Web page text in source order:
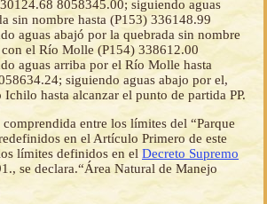
8058345.00; siguiendo aguas
sin nombre hasta (P153) 336148.99
aguas abajó por la quebrada sin nombre
el Río Molle (P154) 338612.00
aguas arriba por el Río Molle hasta
siguiendo aguas abajo por el,
hasta alcanzar el punto de partida PP.
comprendida entre los límites del “Parque
en el Artículo Primero de este
límites definidos en el Decreto Supremo
se declara.“Área Natural de Manejo